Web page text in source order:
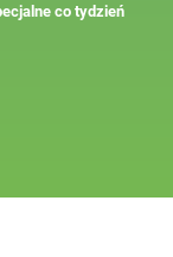
co tydzień